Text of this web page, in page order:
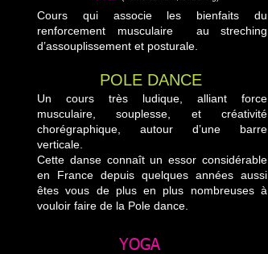
Cours qui associe les bienfaits du
renforcement musculaire au streching
d’assouplissement et posturale.
POLE DANCE
Un cours très ludique, alliant force
musculaire, souplesse, et créativité
chorégraphique, autour d’une barre
verticale.
Cette danse connaît un essor considérable
en France depuis quelques années aussi
êtes vous de plus en plus nombreuses à
vouloir faire de la Pole dance.
YOGA